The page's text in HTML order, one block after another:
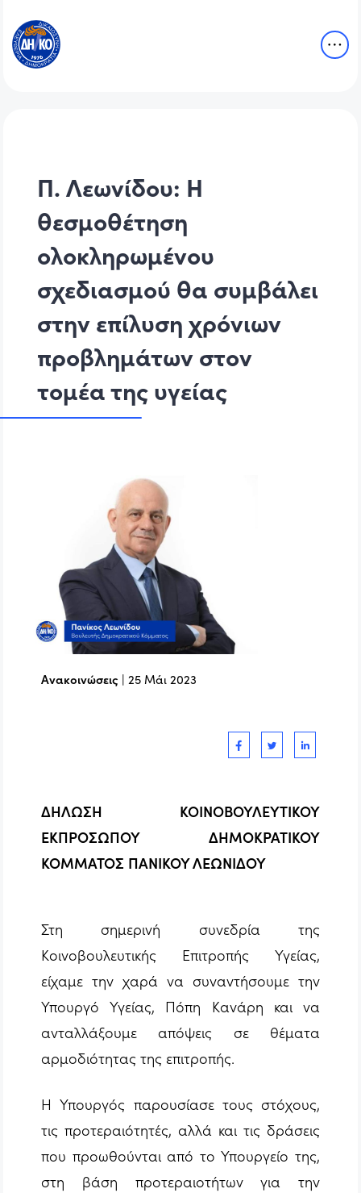
Π. Λεωνίδου: Η
θεσμοθέτηση
ολοκληρωμένου
σχεδιασμού θα συμβάλει
στην επίλυση χρόνιων
προβλημάτων στον
τομέα της υγείας
Ανακοινώσεις |25 Μάι 2023
ΔΗΛΩΣΗ
ΚΟΙΝΟΒΟΥΛΕΥΤΙΚΟΥ
ΕΚΠΡΟΣΩΠΟΥ ΔΗΜΟΚΡΑΤΙΚΟΥ
ΚΟΜΜΑΤΟΣ ΠΑΝΙΚΟΥ ΛΕΩΝΙΔΟΥ
Στη σημερινή συνεδρία της
Κοινοβουλευτικής Επιτροπής Υγείας,
είχαμε την χαρά να συναντήσουμε την
Υπουργό Υγείας, Πόπη Κανάρη και να
ανταλλάξουμε απόψεις σε θέματα
αρμοδιότητας της επιτροπής.
Η Υπουργός παρουσίασε τους στόχους,
τις προτεραιότητές, αλλά και τις δράσεις
που προωθούνται από το Υπουργείο της,
στη βάση προτεραιοτήτων για την